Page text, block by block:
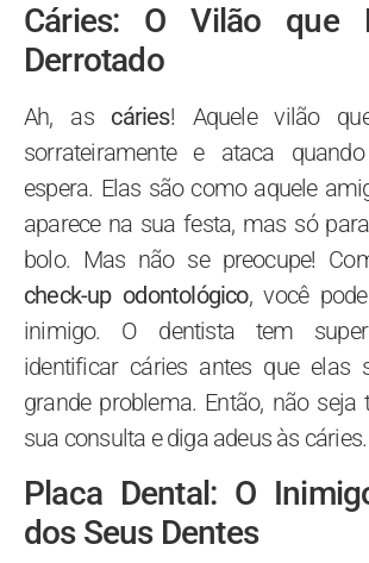
Cáries: O Vilão que
Derrotado
Ah, as cáries! Aquele vilão
sorrateiramente e ataca
espera. Elas são como aquele
aparece na sua festa, mas só
bolo. Mas não se preocupe!
check-up odontológico, você
inimigo. O dentista tem
identificar cáries antes que elas
grande problema. Então, não seja
sua consulta e diga adeus às cáries.
Placa Dental: O
dos Seus Dentes